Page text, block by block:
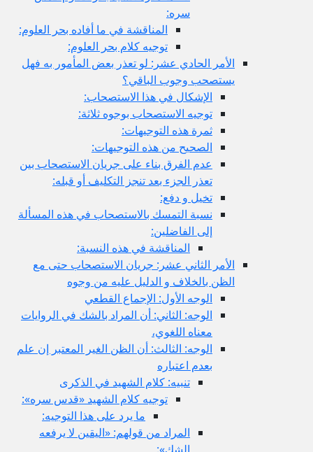
سره:
المناقشة في ما أفاده بحر العلوم:
توجيه كلام بحر العلوم:
الأمر الحادي عشر: لو تعذر بعض المأمور به فهل
يستصحب وجوب الباقي؟
الإشكال في هذا الاستصحاب:
توجيه الاستصحاب بوجوه ثلاثة:
ثمرة هذه التوجيهات:
الصحيح من هذه التوجيهات:
عدم الفرق بناء على جريان الاستصحاب بين
تعذر الجزء بعد تنجز التكليف أو قبله:
تخيل و دفع:
نسبة التمسك بالاستصحاب في هذه المسألة
إلى الفاضلين:
المناقشة في هذه النسبة:
الأمر الثاني عشر: جريان الاستصحاب حتى مع
الظن بالخلاف و الدليل عليه من وجوه
الوجه الأول: الإجماع القطعي
الوجه: الثاني: أن المراد بالشك في الروايات
معناه اللغوي،
الوجه: الثالث: أن الظن الغير المعتبر إن علم
بعدم اعتباره
تنبيه: كلام الشهيد في الذكرى
توجيه كلام الشهيد «قدس سره»:
ما يرد على هذا التوجيه:
المراد من قولهم: «اليقين لا يرفعه